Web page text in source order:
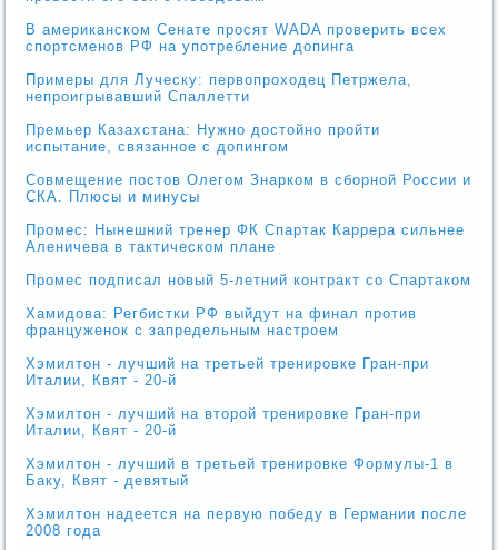
В американском Сенате просят WADA проверить всех
спортсменов РФ на употребление допинга
Примеры для Луческу: первопроходец Петржела,
непроигрывавший Спаллетти
Премьер Казахстана: Нужно достойно пройти
испытание, связанное с допингом
Совмещение постов Олегом Знарком в сборной России и
СКА. Плюсы и минусы
Промес: Нынешний тренер ФК Спартак Каррера сильнее
Аленичева в тактическом плане
Промес подписал новый 5-летний контракт со Спартаком
Хамидова: Регбистки РФ выйдут на финал против
француженок с запредельным настроем
Хэмилтон - лучший на третьей тренировке Гран-при
Италии, Квят - 20-й
Хэмилтон - лучший на второй тренировке Гран-при
Италии, Квят - 20-й
Хэмилтон - лучший в третьей тренировке Формулы-1 в
Баку, Квят - девятый
Хэмилтон надеется на первую победу в Германии после
2008 года